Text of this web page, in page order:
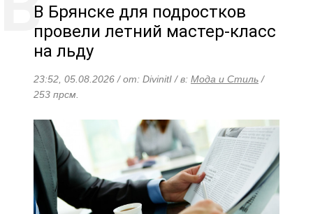
В Брянске для подростков
провели летний мастер-класс
на льду
23:52, 05.08.2026 / от: DivinitI / в: Мода и Стиль /
253 прсм.